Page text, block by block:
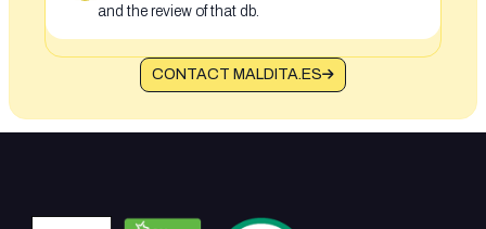
and the review of that db.
CONTACT MALDITA.ES